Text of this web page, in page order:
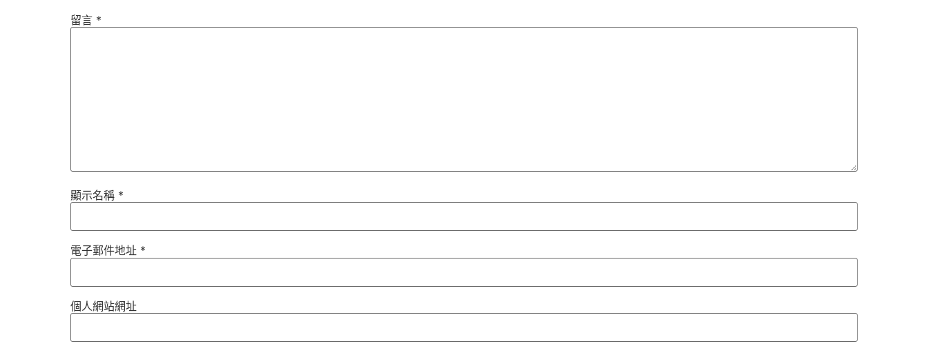
留言 *
顯示名稱 *
電子郵件地址 *
個人網站網址